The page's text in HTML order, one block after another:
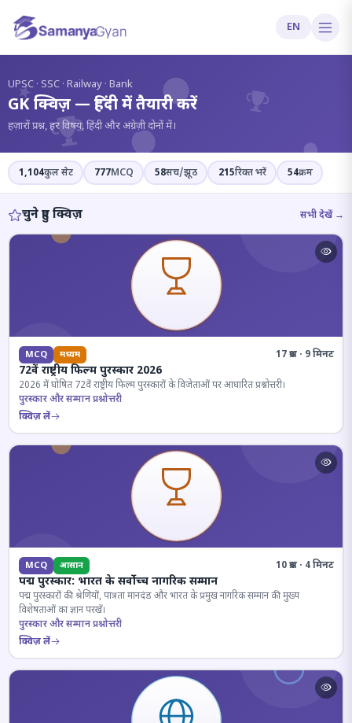
EN
?
UPSC · SSC · Railway · Bank
GK क्विज़ — हिंदी में तैयारी करें
हज़ारों प्रश्न, हर विषय, हिंदी और अंग्रेज़ी दोनों में।
1,104कुल सेट 777MCQ 58सच/झूठ 215रिक्त भरें 54क्रम
चुने हुए क्विज़ सभी देखें →
MCQ मध्यम 17 प्रश्न · 9 मिनट
72वें राष्ट्रीय फिल्म पुरस्कार 2026
2026 में घोषित 72वें राष्ट्रीय फिल्म पुरस्कारों के विजेताओं पर आधारित प्रश्नोत्तरी।
पुरस्कार और सम्मान प्रश्नोत्तरी
क्विज़ लें
MCQ आसान 10 प्रश्न · 4 मिनट
पद्म पुरस्कार: भारत के सर्वोच्च नागरिक सम्मान
पद्म पुरस्कारों की श्रेणियों, पात्रता मानदंड और भारत के प्रमुख नागरिक सम्मान की मुख्य
विशेषताओं का ज्ञान परखें।
पुरस्कार और सम्मान प्रश्नोत्तरी
क्विज़ लें